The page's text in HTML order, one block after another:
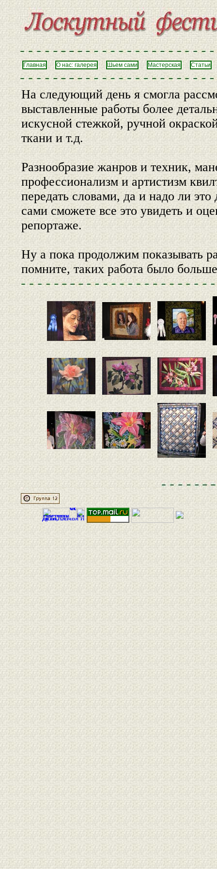
Главная О нас: галерея Шьем сами Мастерская Статьи
На следующий день я смогла
выставленные работы более
искусной стежкой, ручной
ткани и т.д.
Разнообразие жанров и техник,
профессионализм и артистизм
передать словами, да и надо ли это
сами сможете все это увидеть и
репортаже.
Ну а пока продолжим показывать
помните, таких работа было